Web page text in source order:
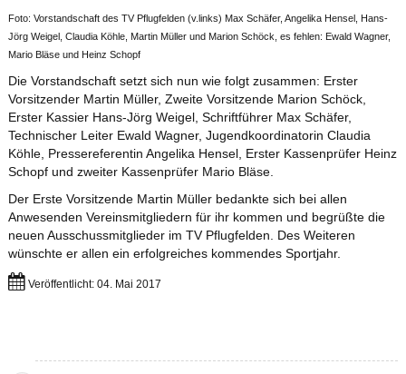
Foto: Vorstandschaft des TV Pflugfelden (v.links) Max Schäfer, Angelika Hensel, Hans-
Jörg Weigel, Claudia Köhle, Martin Müller und Marion Schöck, es fehlen: Ewald Wagner,
Mario Bläse und Heinz Schopf
Die Vorstandschaft setzt sich nun wie folgt zusammen: Erster
Vorsitzender Martin Müller, Zweite Vorsitzende Marion Schöck,
Erster Kassier Hans-Jörg Weigel, Schriftführer Max Schäfer,
Technischer Leiter Ewald Wagner, Jugendkoordinatorin Claudia
Köhle, Pressereferentin Angelika Hensel, Erster Kassenprüfer Heinz
Schopf und zweiter Kassenprüfer Mario Bläse.
Der Erste Vorsitzende Martin Müller bedankte sich bei allen
Anwesenden Vereinsmitgliedern für ihr kommen und begrüßte die
neuen Ausschussmitglieder im TV Pflugfelden. Des Weiteren
wünschte er allen ein erfolgreiches kommendes Sportjahr.
Veröffentlicht: 04. Mai 2017